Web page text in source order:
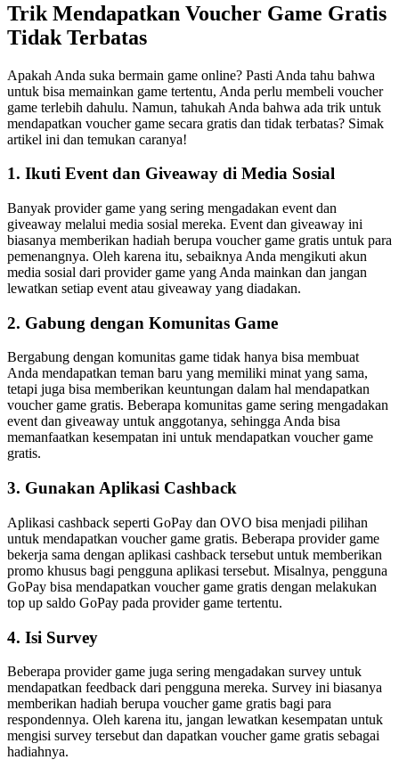
Trik Mendapatkan Voucher Game Gratis
Tidak Terbatas
Apakah Anda suka bermain game online? Pasti Anda tahu bahwa
untuk bisa memainkan game tertentu, Anda perlu membeli voucher
game terlebih dahulu. Namun, tahukah Anda bahwa ada trik untuk
mendapatkan voucher game secara gratis dan tidak terbatas? Simak
artikel ini dan temukan caranya!
1. Ikuti Event dan Giveaway di Media Sosial
Banyak provider game yang sering mengadakan event dan
giveaway melalui media sosial mereka. Event dan giveaway ini
biasanya memberikan hadiah berupa voucher game gratis untuk para
pemenangnya. Oleh karena itu, sebaiknya Anda mengikuti akun
media sosial dari provider game yang Anda mainkan dan jangan
lewatkan setiap event atau giveaway yang diadakan.
2. Gabung dengan Komunitas Game
Bergabung dengan komunitas game tidak hanya bisa membuat
Anda mendapatkan teman baru yang memiliki minat yang sama,
tetapi juga bisa memberikan keuntungan dalam hal mendapatkan
voucher game gratis. Beberapa komunitas game sering mengadakan
event dan giveaway untuk anggotanya, sehingga Anda bisa
memanfaatkan kesempatan ini untuk mendapatkan voucher game
gratis.
3. Gunakan Aplikasi Cashback
Aplikasi cashback seperti GoPay dan OVO bisa menjadi pilihan
untuk mendapatkan voucher game gratis. Beberapa provider game
bekerja sama dengan aplikasi cashback tersebut untuk memberikan
promo khusus bagi pengguna aplikasi tersebut. Misalnya, pengguna
GoPay bisa mendapatkan voucher game gratis dengan melakukan
top up saldo GoPay pada provider game tertentu.
4. Isi Survey
Beberapa provider game juga sering mengadakan survey untuk
mendapatkan feedback dari pengguna mereka. Survey ini biasanya
memberikan hadiah berupa voucher game gratis bagi para
respondennya. Oleh karena itu, jangan lewatkan kesempatan untuk
mengisi survey tersebut dan dapatkan voucher game gratis sebagai
hadiahnya.